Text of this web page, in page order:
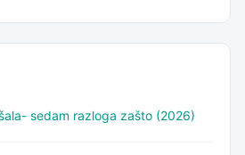
sedam razloga zašto (2026)